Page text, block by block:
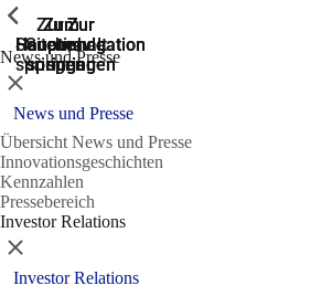
Zur
Suche
springen
Zur
Hauptnavigation
springen
Zur
Hauptnavigation
springen
Zum
Hauptinhalt
springen
Zum
Seitenende
springen
News und Presse
Zeige vorherige
Schließen
News und Presse
Übersicht News und Presse
Innovationsgeschichten
Kennzahlen
Pressebereich
Investor Relations
Zeige vorherige
Schließen
Investor Relations
Zeige vorherige
Zeige vorherige